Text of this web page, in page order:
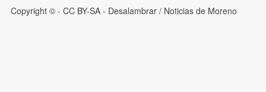
Copyright © - CC BY-SA - Desalambrar / Noticias de Moreno